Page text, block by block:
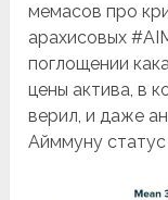
мемасов про
арахисовых
поглощении
цены актива, в
верил, и даже
Айммуну